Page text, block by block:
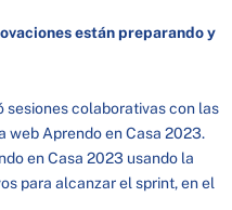
están preparando y
sesiones colaborativas con las
web Aprendo en Casa 2023.
en Casa 2023 usando la
para alcanzar el sprint, en el